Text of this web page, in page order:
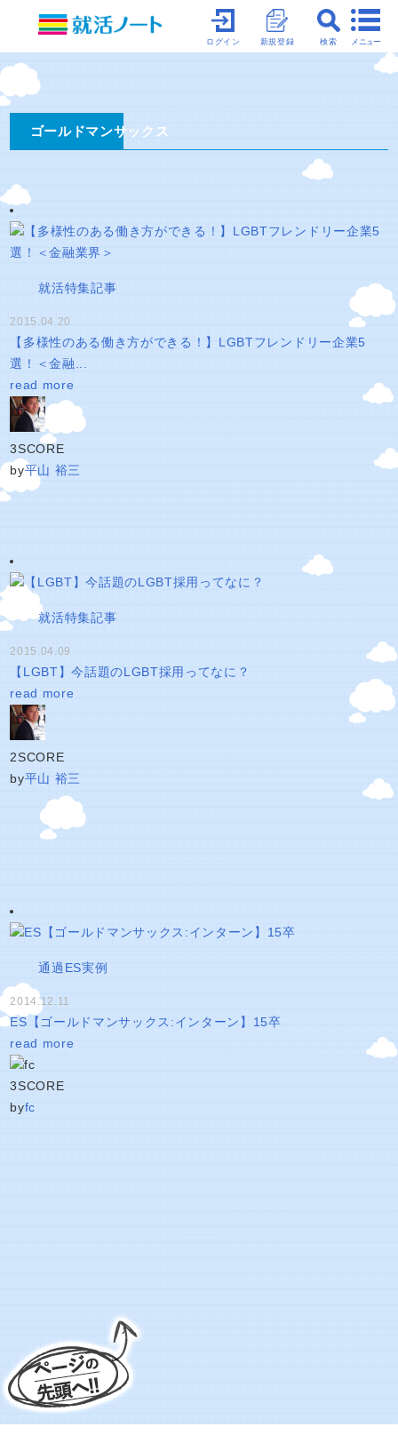
メニュー
検索
新規登録
ログイン
ゴールドマンサックス
就活特集記事
2015.04.20
【多様性のある働き方ができる！】LGBTフレンドリー企業5
選！＜金融...
read more
3SCORE
by平山 裕三
就活特集記事
2015.04.09
【LGBT】今話題のLGBT採用ってなに？
read more
2SCORE
by平山 裕三
通過ES実例
2014.12.11
ES【ゴールドマンサックス:インターン】15卒
read more
3SCORE
byfc